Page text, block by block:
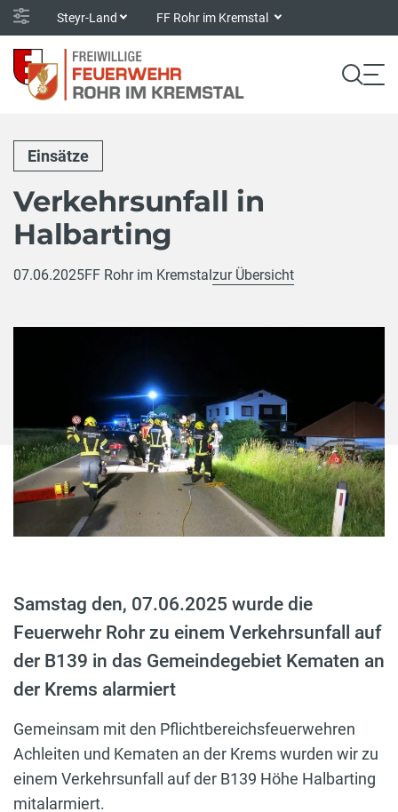
Steyr-Land FF Rohr im Kremstal
Einsätze
Verkehrsunfall in
Halbarting
07.06.2025FF Rohr im Kremstal zur Übersicht
Samstag den, 07.06.2025 wurde die
Feuerwehr Rohr zu einem Verkehrsunfall auf
der B139 in das Gemeindegebiet Kematen an
der Krems alarmiert
Gemeinsam mit den Pflichtbereichsfeuerwehren
Achleiten und Kematen an der Krems wurden wir zu
einem Verkehrsunfall auf der B139 Höhe Halbarting
mitalarmiert.